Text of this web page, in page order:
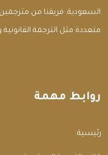
السعودية. فريقنا من
متعددة مثل الترجمة القانونية
روابط مهمة
الرئيسية